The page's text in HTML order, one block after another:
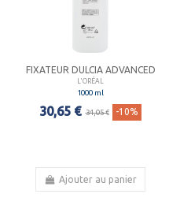
FIXATEUR DULCIA ADVANCED
L'ORÉAL
1000 ml
30,65 € 34,05 € -10%
Ajouter au panier